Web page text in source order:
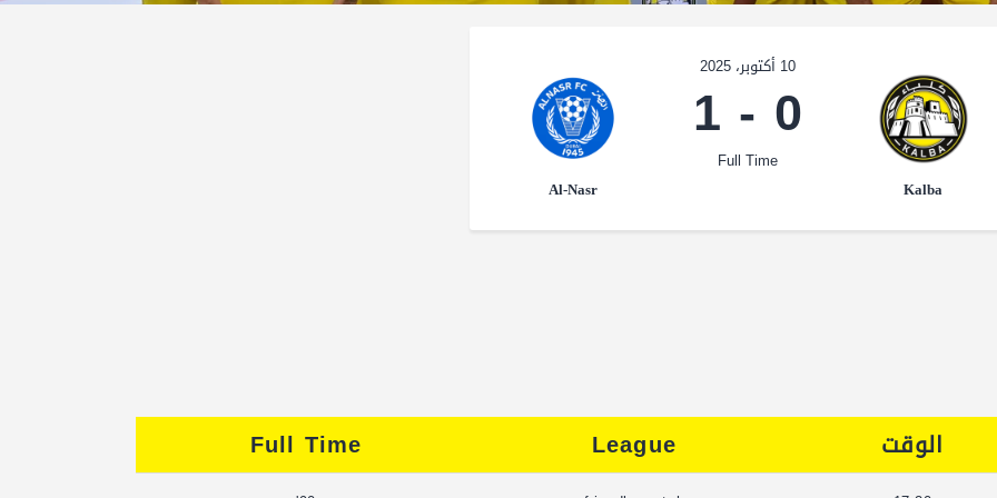
Kalba
Al-Nasr
10 أكتوبر، 2025
0
-
1Full Time
الوقت League
Full Time